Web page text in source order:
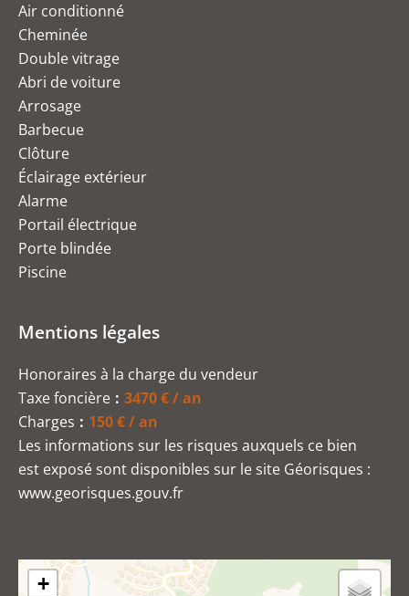
Air conditionné
Cheminée
Double vitrage
Abri de voiture
Arrosage
Barbecue
Clôture
Éclairage extérieur
Alarme
Portail électrique
Porte blindée
Piscine
Mentions légales
Honoraires à la charge du vendeur
Taxe foncière
3470 € / an
Charges
150 € / an
Les informations sur les risques auxquels ce bien
est exposé sont disponibles sur le site Géorisques :
www.georisques.gouv.fr
+